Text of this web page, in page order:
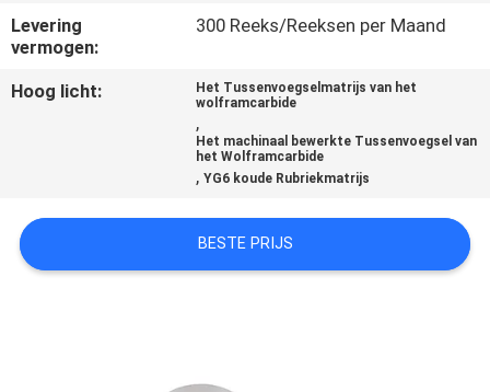
VERZOEK
OM EEN
CITAAT
PRIVACYBELEID
Levering
vermogen:
300 Reeks/Reeksen per Maand
Hoog licht:
Het Tussenvoegselmatrijs van het
wolframcarbide
,
Het machinaal bewerkte Tussenvoegsel van
het Wolframcarbide
,YG6 koude Rubriekmatrijs
BESTE PRIJS